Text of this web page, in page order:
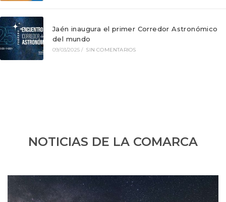
Jaén inaugura el primer Corredor Astronómico
del mundo
09/03/2025 / SIN COMENTARIOS
NOTICIAS DE LA COMARCA